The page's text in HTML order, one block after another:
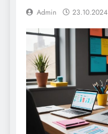
Admin 23.10.2024